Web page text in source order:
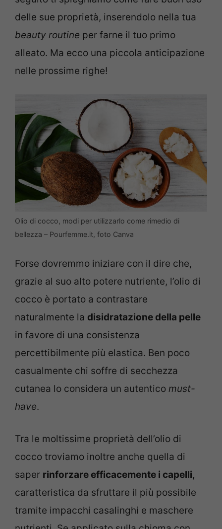
delle sue proprietà, inserendolo nella tua
beauty routine per farne il tuo primo
alleato. Ma ecco una piccola anticipazione
nelle prossime righe!
Olio di cocco, modi per utilizzarlo come rimedio di
bellezza – Pourfemme.it, foto Canva
Forse dovremmo iniziare con il dire che,
grazie al suo alto potere nutriente, l’olio di
cocco è portato a contrastare
naturalmente la disidratazione della pelle
in favore di una consistenza
percettibilmente più elastica. Ben poco
casualmente chi soffre di secchezza
cutanea lo considera un autentico must-
have.
Tra le moltissime proprietà dell’olio di
cocco troviamo inoltre anche quella di
saper rinforzare efficacemente i capelli,
caratteristica da sfruttare il più possibile
tramite impacchi casalinghi e maschere